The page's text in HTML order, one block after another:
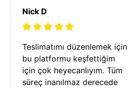
Nick D
Teslimatımı düzenlemek için
bu platformu keşfettiğim
için çok heyecanlıyım. Tüm
süreç inanılmaz derecede